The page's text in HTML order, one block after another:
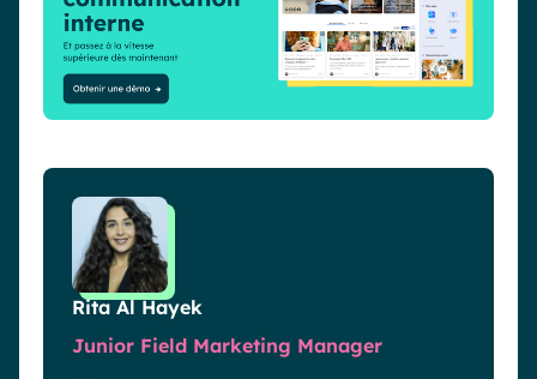
Rita Al Hayek
Junior Field Marketing Manager